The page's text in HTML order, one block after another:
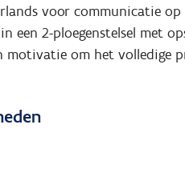
voor communicatie
een 2-ploegenstelsel met
motivatie om het volledige